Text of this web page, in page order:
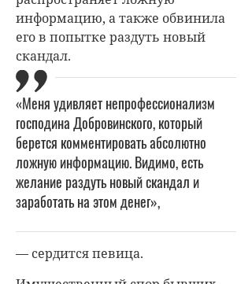
информацию, а также обвинила
его в попытке раздуть новый
скандал.
«Меня удивляет непрофессионализм
господина Добровинского, который
берется комментировать абсолютно
ложную информацию. Видимо, есть
желание раздуть новый скандал и
заработать на этом денег»,
— сердится певица.